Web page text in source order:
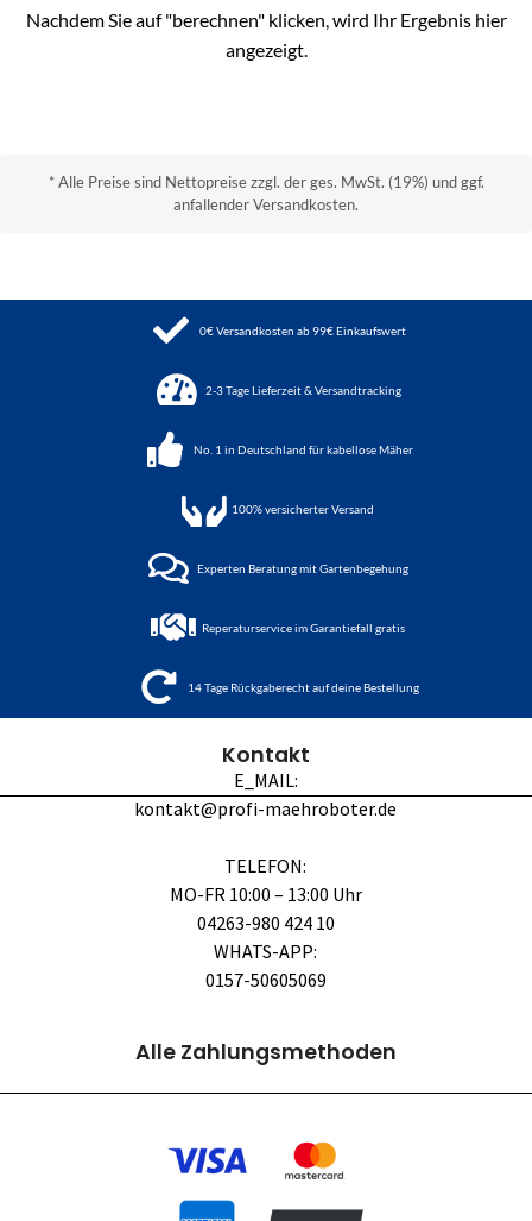
Nachdem Sie auf "berechnen" klicken, wird Ihr Ergebnis hier
angezeigt.
* Alle Preise sind Nettopreise zzgl. der ges. MwSt. (19%) und ggf.
anfallender Versandkosten.
0€ Versandkosten ab 99€ Einkaufswert
2-3 Tage Lieferzeit & Versandtracking
No. 1 in Deutschland für kabellose Mäher
100%versicherter Versand
Experten Beratung mit Gartenbegehung
Reperaturservice im Garantiefall gratis
14 Tage Rückgaberecht auf deine Bestellung
Kontakt
E_MAIL:
kontakt@profi-maehroboter.de
TELEFON:
MO-FR 10:00 – 13:00 Uhr
04263-980 424 10
WHATS-APP:
0157-50605069
Alle Zahlungsmethoden